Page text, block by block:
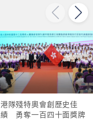
港隊殘特奧會創歷史佳
績 勇奪一百四十面獎牌